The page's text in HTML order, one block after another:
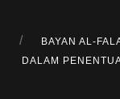
BAYAN AL-
DALAM